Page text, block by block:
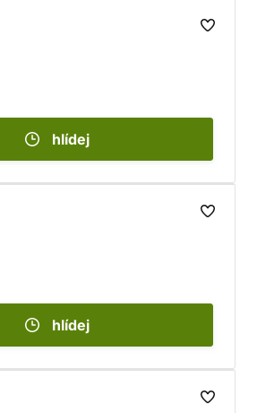
hlídej
hlídej